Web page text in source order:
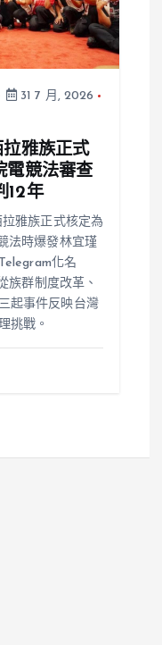
31 7 月, 2026
雅族正式
電競法審查
12年
雅族正式核定為
法時爆發林宜瑾
化名
族群制度改革、
起事件反映台灣
挑戰。